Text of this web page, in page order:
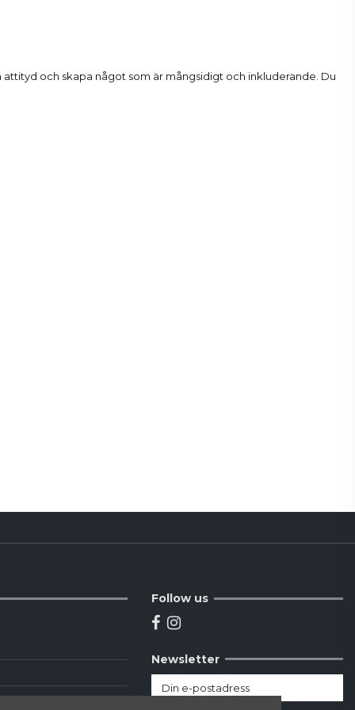
och skapa något som är mångsidigt och inkluderande. Du
Follow us
Newsletter